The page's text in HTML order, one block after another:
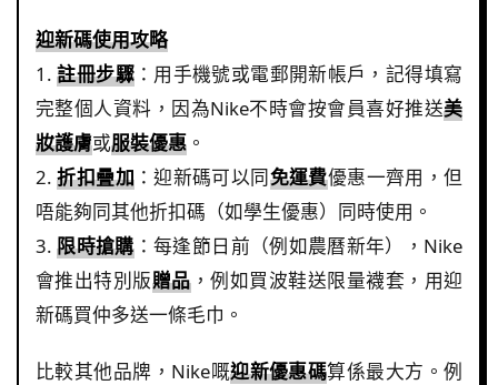
迎新碼使用攻略
1.註冊步驟：用手機號或電郵開新帳戶，記得填寫
完整個人資料，因為Nike不時會按會員喜好推送美
妝護膚或服裝優惠 。
2.折扣疊加：迎新碼可以同免運費優惠一齊用，但
唔能夠同其他折扣碼（如學生優惠）同時使用。
3.限時搶購：每逢節日前（例如農曆新年），Nike
會推出特別版贈品，例如買波鞋送限量襪套，用迎
新碼買仲多送一條毛巾。
比較其他品牌，Nike嘅迎新優惠碼算係最大方。例